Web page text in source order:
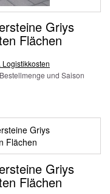
Griys
Flächen
Logistikkosten
und Saison
Griys
Flächen